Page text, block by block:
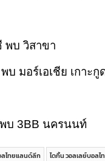
พบ วิสาขา
มอร์เอเชีย เกาะกู
บ 3BB นครนนท์
ลไทยแลนด์ลีก ไดกิ้น วอลเลย์บอล